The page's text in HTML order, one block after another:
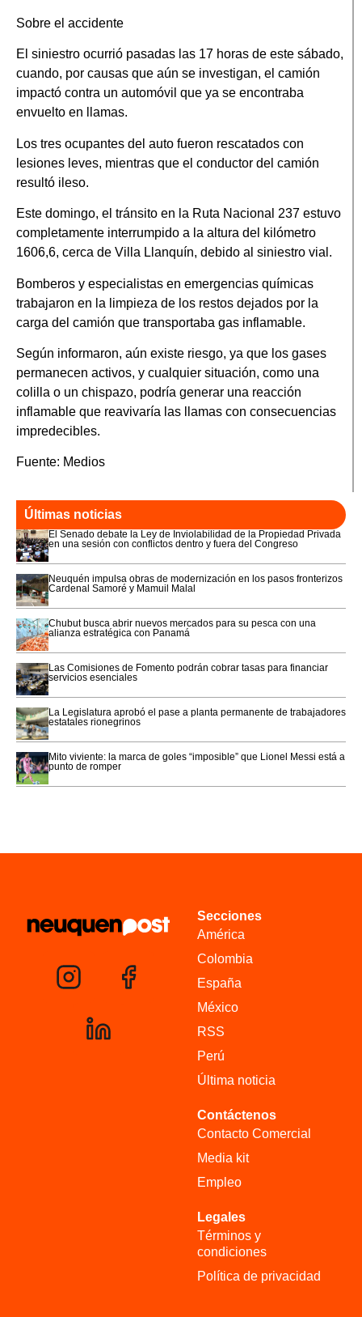
Sobre el accidente
El siniestro ocurrió pasadas las 17 horas de este sábado,
cuando, por causas que aún se investigan, el camión
impactó contra un automóvil que ya se encontraba
envuelto en llamas.
Los tres ocupantes del auto fueron rescatados con
lesiones leves, mientras que el conductor del camión
resultó ileso.
Este domingo, el tránsito en la Ruta Nacional 237 estuvo
completamente interrumpido a la altura del kilómetro
1606,6, cerca de Villa Llanquín, debido al siniestro vial.
Bomberos y especialistas en emergencias químicas
trabajaron en la limpieza de los restos dejados por la
carga del camión que transportaba gas inflamable.
Según informaron, aún existe riesgo, ya que los gases
permanecen activos, y cualquier situación, como una
colilla o un chispazo, podría generar una reacción
inflamable que reavivaría las llamas con consecuencias
impredecibles.
Fuente: Medios
Últimas noticias
El Senado debate la Ley de Inviolabilidad de la Propiedad Privada
en una sesión con conflictos dentro y fuera del Congreso
Neuquén impulsa obras de modernización en los pasos fronterizos
Cardenal Samoré y Mamuil Malal
Chubut busca abrir nuevos mercados para su pesca con una
alianza estratégica con Panamá
Las Comisiones de Fomento podrán cobrar tasas para financiar
servicios esenciales
La Legislatura aprobó el pase a planta permanente de trabajadores
estatales rionegrinos
Mito viviente: la marca de goles “imposible” que Lionel Messi está a
punto de romper
Secciones
América
Colombia
España
México
RSS
Perú
Última noticia
Contáctenos
Contacto Comercial
Media kit
Empleo
Legales
Términos y
condiciones
Política de privacidad